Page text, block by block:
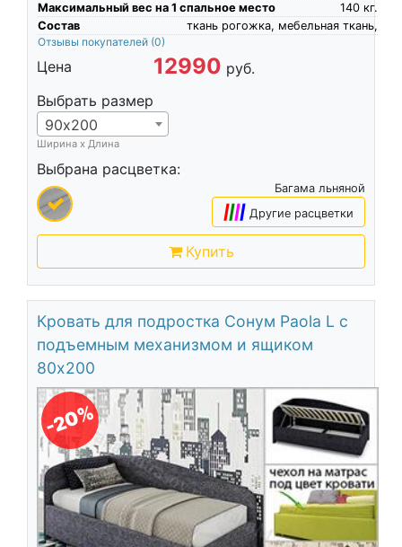
Максимальный вес на 1 спальное место
кг.
140
Состав
ткань рогожка, мебельная ткань,
Отзывы покупателей (0)
Цена 12990 руб.
Выбрать размер
90х200
Ширина х Длина
Выбрана расцветка:
Багама льняной
|||| Другие расцветки
Купить
Кровать для подростка Сонум Paola L с
подъемным механизмом и ящиком
80х200
-20%